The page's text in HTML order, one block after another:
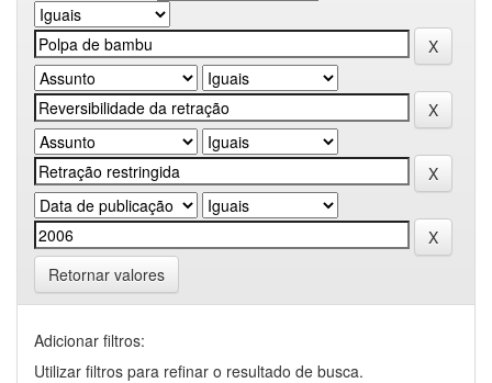
Retornar valores
Adicionar filtros:
Utilizar filtros para refinar o resultado de busca.